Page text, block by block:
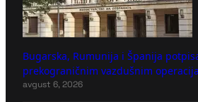
Bugarska, Rumunija i Španija
prekograničnim vazdušnim
avgust 6, 2026